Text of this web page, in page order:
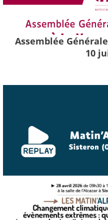
Assemblée
10